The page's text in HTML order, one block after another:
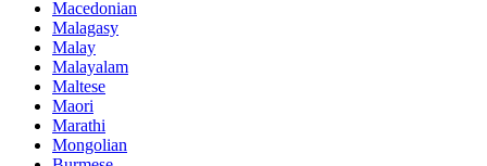
Macedonian
Malagasy
Malay
Malayalam
Maltese
Maori
Marathi
Mongolian